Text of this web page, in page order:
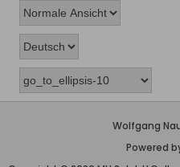
Wolfgang
Powered